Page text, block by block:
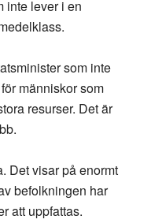
inte lever i en
som inte
människor som
resurser. Det är
Det visar på enormt
befolkningen har
att uppfattas.